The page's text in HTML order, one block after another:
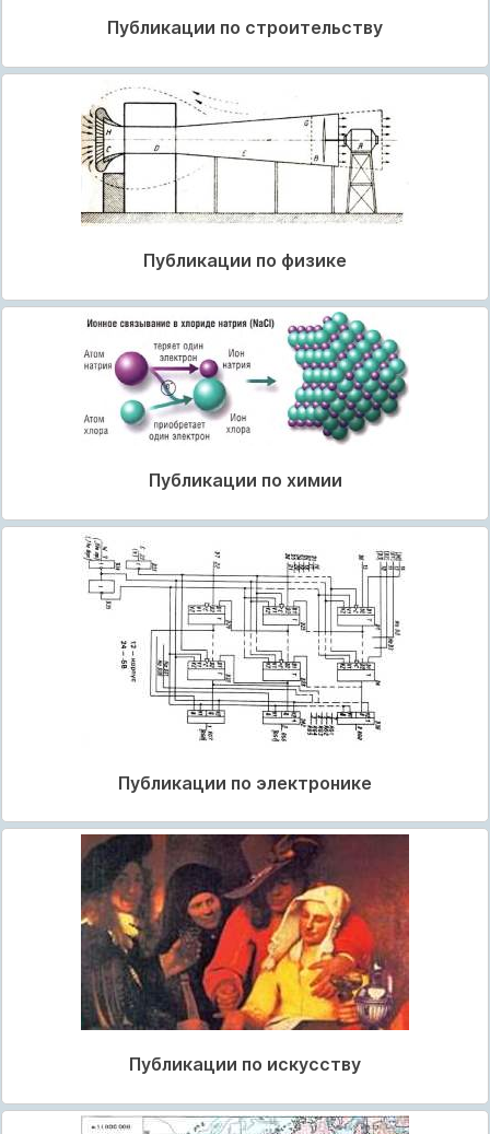
Публикации по строительству
Публикации по физике
Публикации по химии
Публикации по электронике
Публикации по искусству